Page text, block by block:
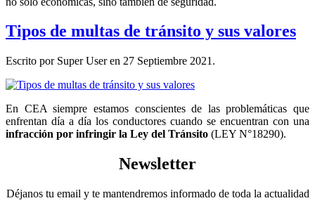
Tipos de multas de tránsito y sus valores
Escrito por Super User en 27 Septiembre 2021 .
En CEA siempre estamos conscientes de las problemáticas que
enfrentan día a día los conductores cuando se encuentran con una
infracción por infringir la Ley del Tránsito (LEY N°18290).
Newsletter
Déjanos tu email y te mantendremos informado de toda la actualidad